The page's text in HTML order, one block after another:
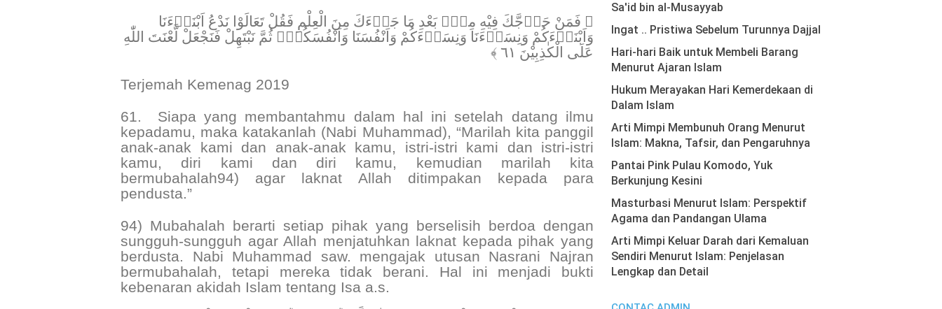
﴿ فَمَنْ حَاۤجَّكَ فِيْهِ مِنْۢ بَعْدِ مَا جَاۤءَكَ مِنَ الْعِلْمِ فَقُلْ تَعَالَوْا نَدْعُ اَبْنَاۤءَنَا
وَاَبْنَاۤءَكُمْ وَنِسَاۤءَنَا وَنِسَاۤءَكُمْ وَاَنْفُسَنَا وَاَنْفُسَكُمْۗ ثُمَّ نَبْتَهِلْ فَنَجْعَلْ لَّعْنَتَ اللّٰهِ
عَلَى الْكٰذِبِيْنَ ٦١ ﴾
Terjemah Kemenag 2019
61.
Siapa yang membantahmu dalam hal ini setelah datang ilmu
kepadamu, maka katakanlah (Nabi Muhammad), “Marilah kita panggil
anak-anak kami dan anak-anak kamu, istri-istri kami dan istri-istri
kamu, diri kami dan diri kamu, kemudian marilah kita
bermubahalah94) agar laknat Allah ditimpakan kepada para
pendusta.”
94) Mubahalah berarti setiap pihak yang berselisih berdoa dengan
sungguh-sungguh agar Allah menjatuhkan laknat kepada pihak yang
berdusta. Nabi Muhammad saw. mengajak utusan Nasrani Najran
bermubahalah, tetapi mereka tidak berani. Hal ini menjadi bukti
kebenaran akidah Islam tentang Isa a.s.
Sa'id bin al-Musayyab
Ingat .. Pristiwa Sebelum Turunnya Dajjal
Hari-hari Baik untuk Membeli Barang
Menurut Ajaran Islam
Hukum Merayakan Hari Kemerdekaan di
Dalam Islam
Arti Mimpi Membunuh Orang Menurut
Islam: Makna, Tafsir, dan Pengaruhnya
Pantai Pink Pulau Komodo, Yuk
Berkunjung Kesini
Masturbasi Menurut Islam: Perspektif
Agama dan Pandangan Ulama
Arti Mimpi Keluar Darah dari Kemaluan
Sendiri Menurut Islam: Penjelasan
Lengkap dan Detail